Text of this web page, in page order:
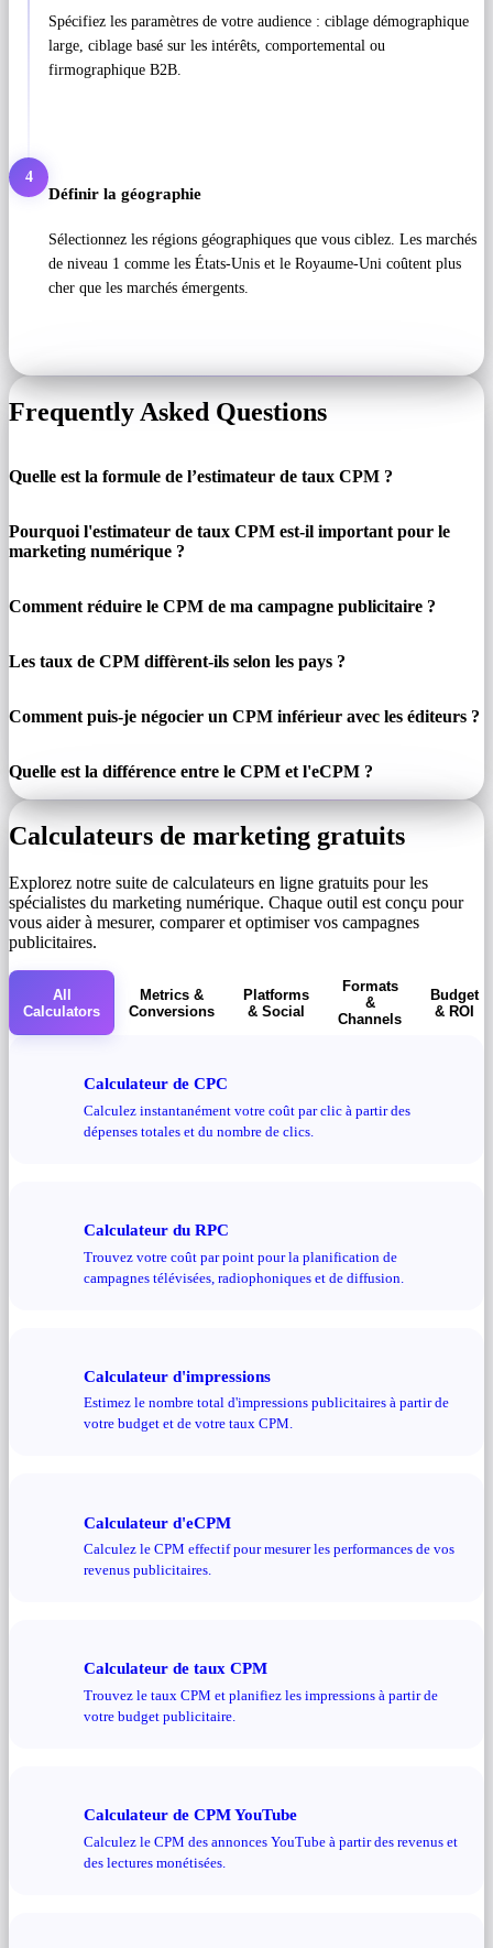
Spécifiez les paramètres de votre audience : ciblage démographique
large, ciblage basé sur les intérêts, comportemental ou
firmographique B2B.
4
Définir la géographie
Sélectionnez les régions géographiques que vous ciblez. Les marchés
de niveau 1 comme les États-Unis et le Royaume-Uni coûtent plus
cher que les marchés émergents.
Frequently Asked Questions
Quelle est la formule de l’estimateur de taux CPM ?
Pourquoi l'estimateur de taux CPM est-il important pour le
marketing numérique ?
Comment réduire le CPM de ma campagne publicitaire ?
Les taux de CPM diffèrent-ils selon les pays ?
Comment puis-je négocier un CPM inférieur avec les éditeurs ?
Quelle est la différence entre le CPM et l'eCPM ?
Calculateurs de marketing gratuits
Explorez notre suite de calculateurs en ligne gratuits pour les
spécialistes du marketing numérique. Chaque outil est conçu pour
vous aider à mesurer, comparer et optimiser vos campagnes
publicitaires.
All
Calculators
Metrics &
Conversions
Platforms
& Social
Formats
&
Channels
Budget
& ROI
Calculateur de CPC
Calculez instantanément votre coût par clic à partir des
dépenses totales et du nombre de clics.
Calculateur du RPC
Trouvez votre coût par point pour la planification de
campagnes télévisées, radiophoniques et de diffusion.
Calculateur d'impressions
Estimez le nombre total d'impressions publicitaires à partir de
votre budget et de votre taux CPM.
Calculateur d'eCPM
Calculez le CPM effectif pour mesurer les performances de vos
revenus publicitaires.
Calculateur de taux CPM
Trouvez le taux CPM et planifiez les impressions à partir de
votre budget publicitaire.
Calculateur de CPM YouTube
Calculez le CPM des annonces YouTube à partir des revenus et
des lectures monétisées.